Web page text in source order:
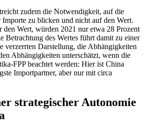
zudem die Notwendigkeit, auf die
Importe zu blicken und nicht auf den Wert.
den Wert, würden 2021 nur etwa 28 Prozent
Betrachtung des Wertes führt damit zu einer
verzerrten Darstellung, die Abhängigkeiten
Abhängigkeiten unterschätzt, wenn die
FPP beachtet werden: Hier ist China
Import­partner, aber nur mit circa
strategischer Autonomie